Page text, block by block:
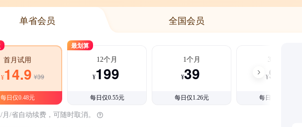
单省会员 全国会员
首月试用
¥14.9 ¥39
每日仅0.48元
最划算
12个月
¥199
每日仅0.55元
1个月
¥39
每日仅1.26元
3个月
¥99
每日仅1.08元
月/省自动续费，可随时取消。